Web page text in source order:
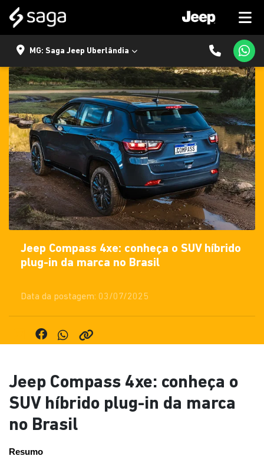
MG: Saga Jeep Uberlândia
Jeep Compass 4xe: conheça o SUV híbrido
plug-in da marca no Brasil
Data da postagem: 03/07/2025
Jeep Compass 4xe: conheça o
SUV híbrido plug-in da marca
no Brasil
Resumo